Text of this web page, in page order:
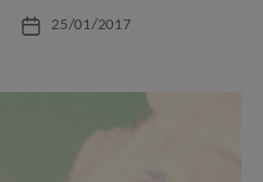
Data25/01/2017